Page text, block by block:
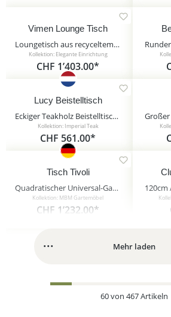
Vimen Lounge Tisch
Loungetisch aus recyceltem Teakholz 140cm - Vimen Lounge Tisch
Kollektion: Elegante Einrichtung
CHF 1’403.00*
Lucy Beistelltisch
Eckiger Teakholz Beistelltisch für Garten und Terrasse - Lucy Beistelltisch / 36x40x40cm (HxBxT)
Kollektion: Imperial Teak
CHF 561.00*
Tisch Tivoli
Quadratischer Universal-Gartentisch von MBM - Tisch Tivoli
Kollektion: MBM Gartemöbel
CHF 1’232.00*
Mehr laden
60von 467Artikeln